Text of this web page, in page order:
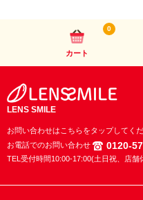
カート
0
LENS SMILE
お問い合わせはこちらをタップしてく
お電話でのお問い合わせ 0120-
TEL受付時間10:00-17:00(土日祝、店舗